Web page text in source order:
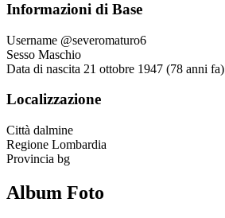
Informazioni di Base
Username @severomaturo6
Sesso Maschio
Data di nascita 21 ottobre 1947 (78 anni fa)
Localizzazione
Città dalmine
Regione Lombardia
Provincia bg
Album Foto